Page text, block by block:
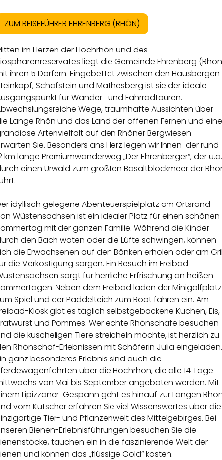
ZUM REISEFÜHRER EHRENBERG (RHÖN)
im Herzen der Hochrhön und des
liegt die Gemeinde Ehrenberg
ihren 5 Dörfern. Eingebettet zwischen den Hausbergen
Schafstein und Mathesberg ist sie der ideale
für Wander- und Fahrradtouren.
Wege, traumhafte Aussichten über
Lange Rhön und das Land der offenen Fernen und eine
Artenvielfalt auf den Rhöner Bergwiesen
Sie. Besonders ans Herz legen wir Ihnen der rund
km lange Premiumwanderweg „Der Ehrenberger“, der u.a.
einen Urwald zum größten Basaltblockmeer der
idyllisch gelegene Abenteuerspielplatz am Ortsrand
Wüstensachsen ist ein idealer Platz für einen schönen
mit der ganzen Familie. Während die Kinder
den Bach waten oder die Lüfte schwingen, können
die Erwachsenen auf den Bänken erholen oder am
die Verköstigung sorgen. Ein Besuch im Freibad
sorgt für herrliche Erfrischung an heißen
Neben dem Freibad laden der Minigolfplatz
Spiel und der Paddelteich zum Boot fahren ein. Am
Kiosk gibt es täglich selbstgebackene Kuchen, Eis,
und Pommes. Wer echte Rhönschafe besuchen
die kuscheligen Tiere streicheln möchte, ist herzlich zu
Rhönschaf-Erlebnissen mit Schäferin Julia eingeladen.
ganz besonderes Erlebnis sind auch die
über die Hochrhön, die alle 14 Tage
von Mai bis September angeboten werden. Mit
Lipizzaner-Gespann geht es hinauf zur Langen
vom Kutscher erfahren Sie viel Wissenswertes über die
Tier- und Pflanzenwelt des Mittelgebirges. Bei
Bienen-Erlebnisführungen besuchen Sie die
tauchen ein in die faszinierende Welt der
und können das „flüssige Gold“ kosten.